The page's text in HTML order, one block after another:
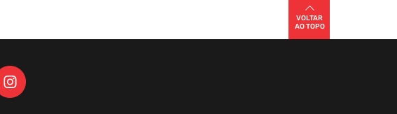
VOLTAR
AO TOPO